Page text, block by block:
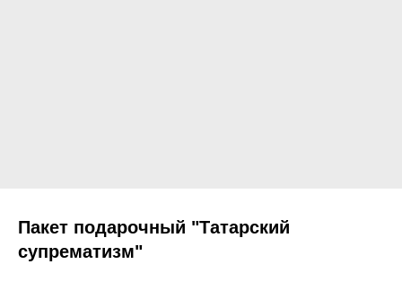
Пакет подарочный "Татарский
супрематизм"